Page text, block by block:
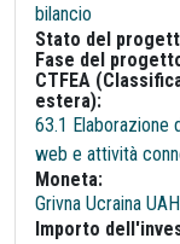
bilancio
Stato del
Fase del
CTFEA
estera):
63.1 Elaborazione
web e attività
Moneta:
Grivna Ucraina UAH
Importo